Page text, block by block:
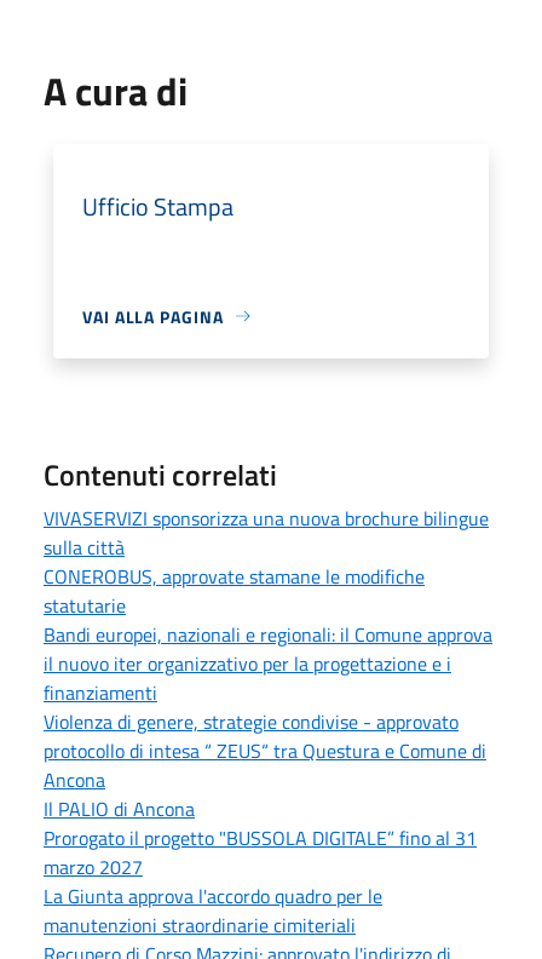
A cura di
Ufficio Stampa
VAI ALLA PAGINA
Contenuti correlati
VIVASERVIZI sponsorizza una nuova brochure bilingue
sulla città
CONEROBUS, approvate stamane le modifiche
statutarie
Bandi europei, nazionali e regionali: il Comune approva
il nuovo iter organizzativo per la progettazione e i
finanziamenti
Violenza di genere, strategie condivise - approvato
protocollo di intesa “ ZEUS“ tra Questura e Comune di
Ancona
Il PALIO di Ancona
Prorogato il progetto "BUSSOLA DIGITALE” fino al 31
marzo 2027
La Giunta approva l'accordo quadro per le
manutenzioni straordinarie cimiteriali